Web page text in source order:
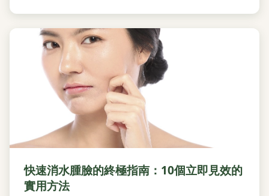
快速消水腫臉的終極指南：10個立即見效的
實用方法